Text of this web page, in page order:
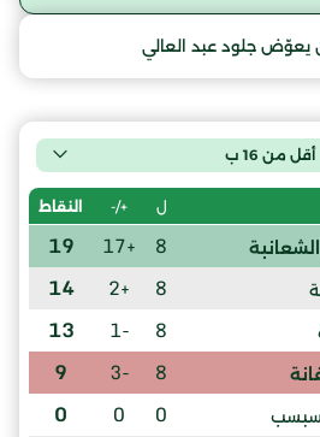
يعوّض جلود عبد العالي
أقل من 16 ب
ل +/- النقاط
8
+17
19
8
+2
14
8
-1
13
8
-3
9
سبسب 0
0
0